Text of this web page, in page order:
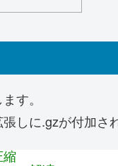
す。
しに.gzが付加さ